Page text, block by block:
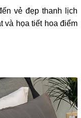
vẻ đẹp thanh lịch
và họa tiết hoa điểm